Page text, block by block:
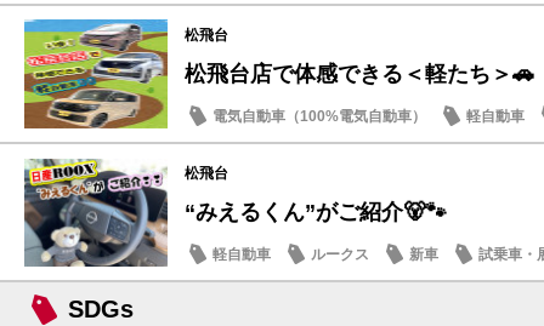
松飛台
松飛台店で体感できる＜軽たち＞🚗
電気自動車（100%電気自動車）
軽自動車
サクラ
松飛台
“みえるくん”がご紹介🐻🐾
軽自動車 ルークス 新車 試乗車・
SDGs